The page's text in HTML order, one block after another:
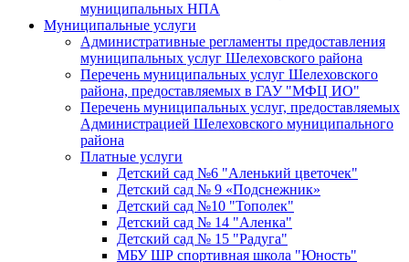
муниципальных НПА
Муниципальные услуги
Административные регламенты предоставления
муниципальных услуг Шелеховского района
Перечень муниципальных услуг Шелеховского
района, предоставляемых в ГАУ "МФЦ ИО"
Перечень муниципальных услуг, предоставляемых
Администрацией Шелеховского муниципального
района
Платные услуги
Детский сад №6 "Аленький цветочек"
Детский сад № 9 «Подснежник»
Детский сад №10 "Тополек"
Детский сад № 14 "Аленка"
Детский сад № 15 "Радуга"
МБУ ШР спортивная школа "Юность"